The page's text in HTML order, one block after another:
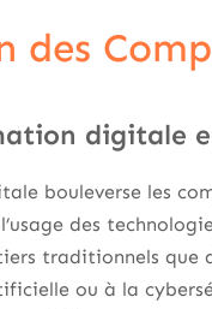
des
digitale
bouleverse les
des
traditionnels que
ou à la